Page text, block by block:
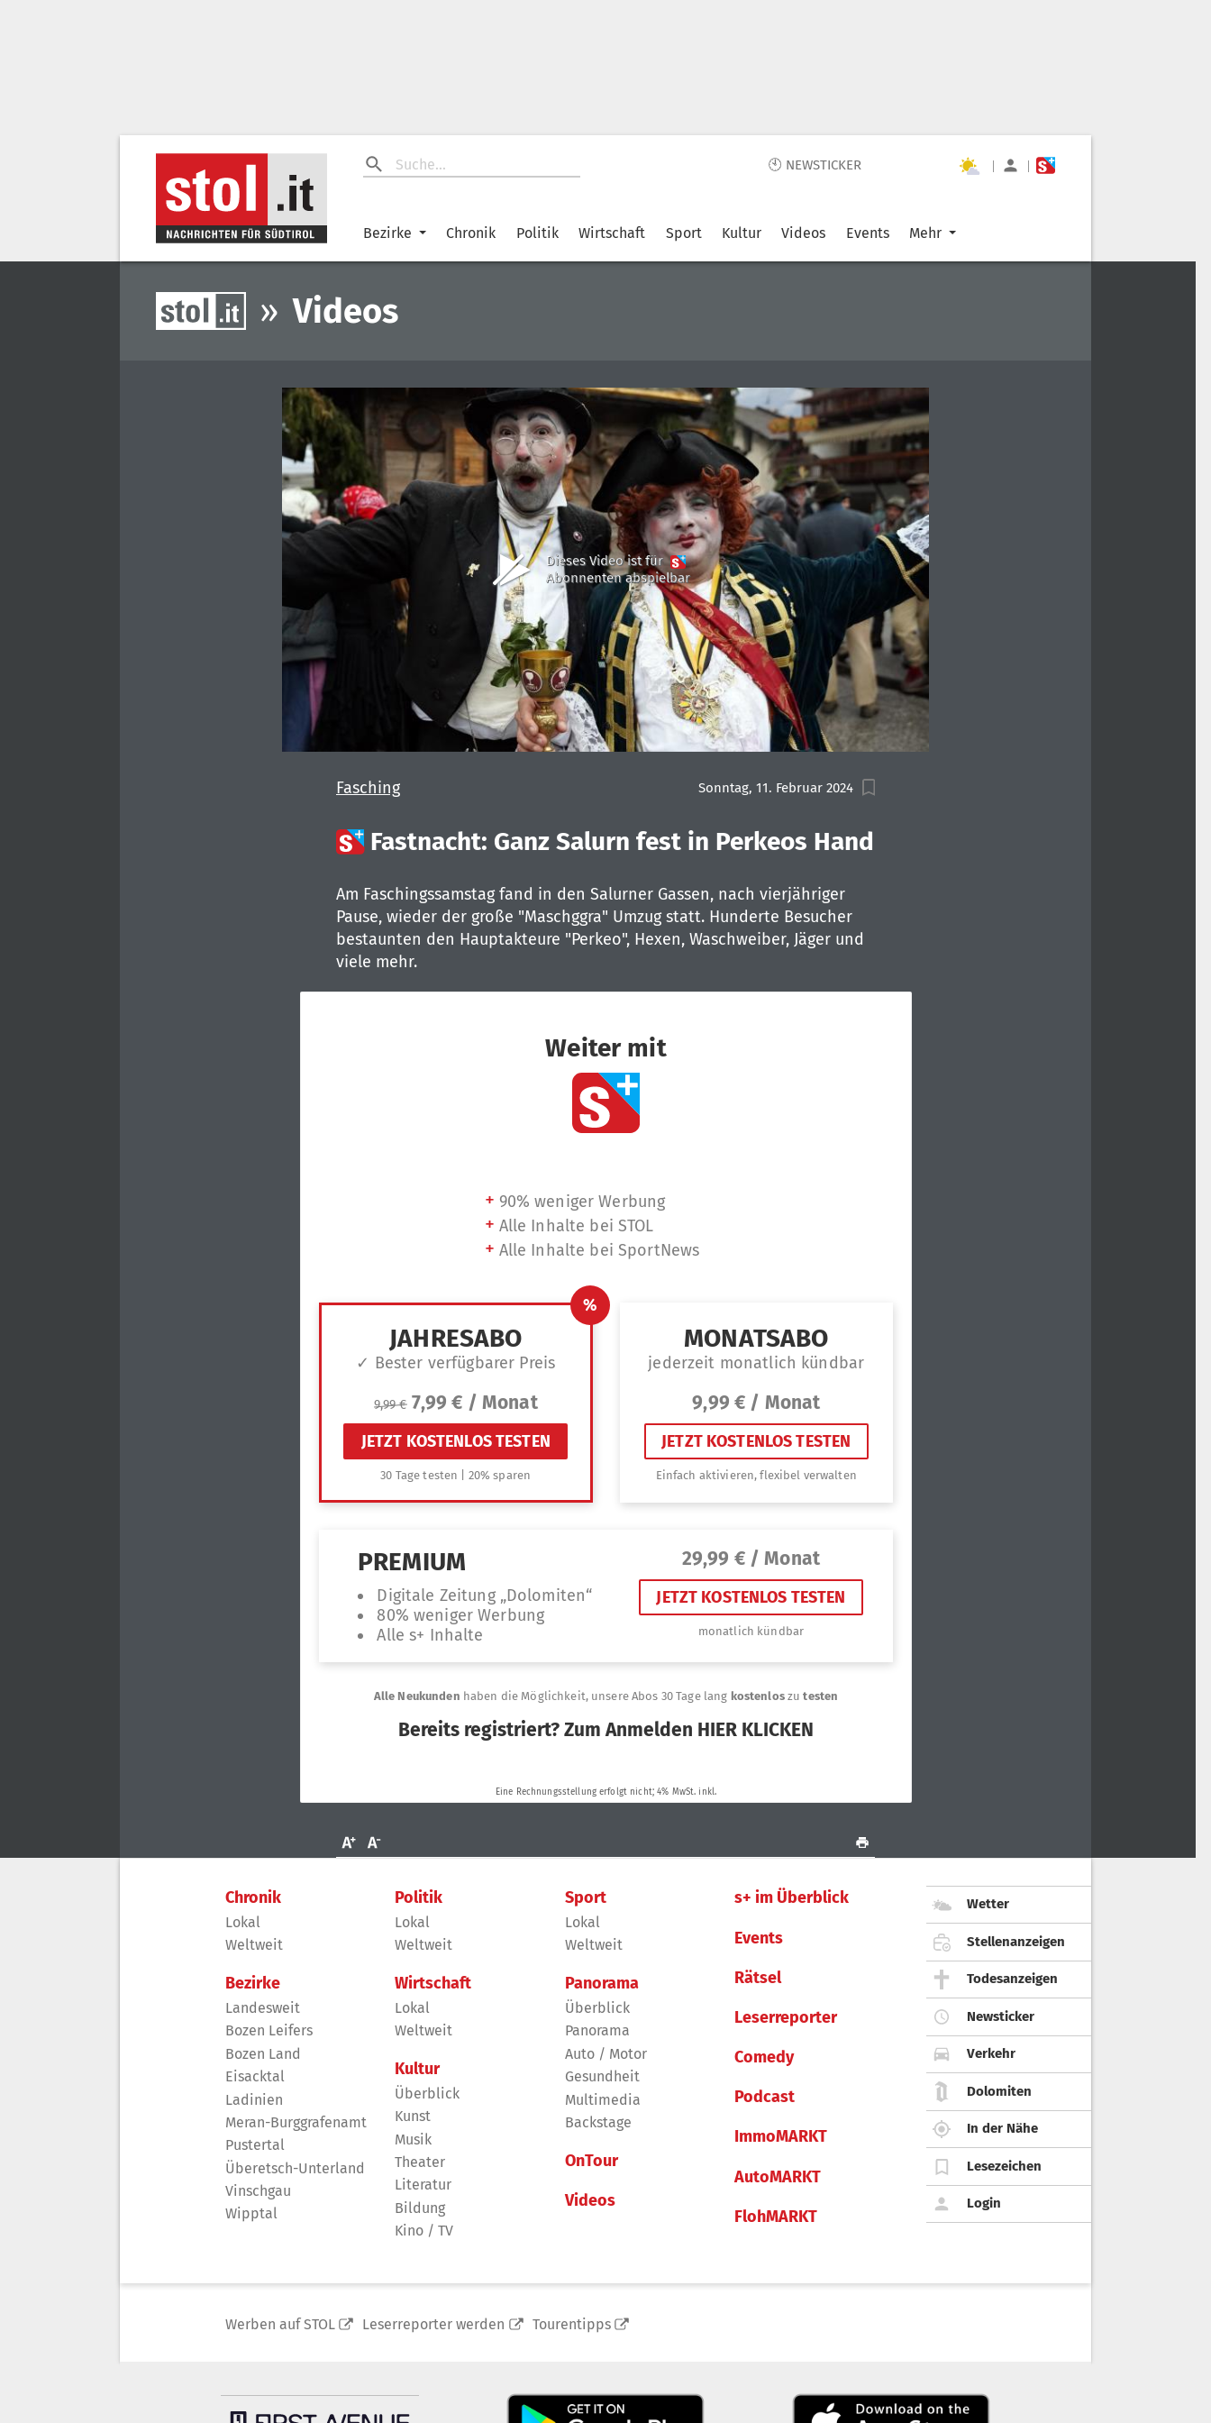
🕙 NEWSTICKER | |
Bezirke Chronik Politik Wirtschaft Sport Kultur Videos Events Mehr
» Videos
Dieses Video ist für
Abonnenten abspielbar
Fasching Sonntag, 11. Februar 2024
 Fastnacht: Ganz Salurn fest in Perkeos Hand
Am Faschingssamstag fand in den Salurner Gassen, nach vierjähriger
Pause, wieder der große "Maschggra" Umzug statt. Hunderte Besucher
bestaunten den Hauptakteure "Perkeo", Hexen, Waschweiber, Jäger und
viele mehr.
Chronik
Lokal
Weltweit
Bezirke
Landesweit
Bozen Leifers
Bozen Land
Eisacktal
Ladinien
Meran-Burggrafenamt
Pustertal
Überetsch-Unterland
Vinschgau
Wipptal
Politik
Lokal
Weltweit
Wirtschaft
Lokal
Weltweit
Kultur
Überblick
Kunst
Musik
Theater
Literatur
Bildung
Kino / TV
Sport
Lokal
Weltweit
Panorama
Überblick
Panorama
Auto / Motor
Gesundheit
Multimedia
Backstage
OnTour
Videos
s+ im Überblick
Events
Rätsel
Leserreporter
Comedy
Podcast
ImmoMARKT
AutoMARKT
FlohMARKT
Wetter
Stellenanzeigen
Todesanzeigen
Newsticker
Verkehr
Dolomiten
In der Nähe
Lesezeichen
Login
Werben auf STOL Leserreporter werden Tourentipps